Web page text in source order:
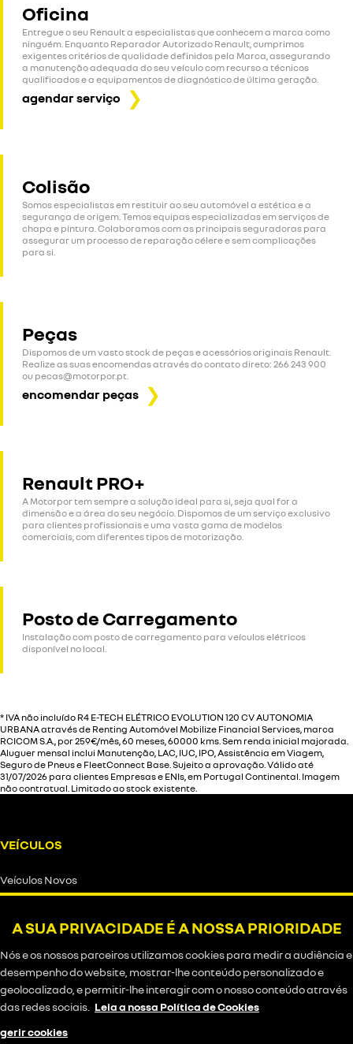
Oficina
Entregue o seu Renault a especialistas que conhecem a marca como
ninguém. Enquanto Reparador Autorizado Renault, cumprimos
exigentes critérios de qualidade definidos pela Marca, assegurando
a manutenção adequada do seu veículo com recurso a técnicos
qualificados e a equipamentos de diagnóstico de última geração.
agendar serviço
Colisão
Somos especialistas em restituir ao seu automóvel a estética e a
segurança de origem. Temos equipas especializadas em serviços de
chapa e pintura. Colaboramos com as principais seguradoras para
assegurar um processo de reparação célere e sem complicações
para si.
Peças
Dispomos de um vasto stock de peças e acessórios originais Renault.
Realize as suas encomendas através do contato direto: 266 243 900
ou pecas@motorpor.pt.
encomendar peças
Renault PRO+
A Motorpor tem sempre a solução ideal para si, seja qual for a
dimensão e a área do seu negócio. Dispomos de um serviço exclusivo
para clientes profissionais e uma vasta gama de modelos
comerciais, com diferentes tipos de motorização.
Posto de Carregamento
Instalação com posto de carregamento para veículos elétricos
disponível no local.
* IVA não incluído R4 E-TECH ELÉTRICO EVOLUTION 120 CV AUTONOMIA
URBANA através de Renting Automóvel Mobilize Financial Services, marca
RCICOM S.A., por 259€/mês, 60 meses, 60000 kms. Sem renda inicial majorada.
Aluguer mensal inclui Manutenção, LAC, IUC, IPO, Assistência em Viagem,
Seguro de Pneus e FleetConnect Base. Sujeito a aprovação. Válido até
31/07/2026 para clientes Empresas e ENIs, em Portugal Continental. Imagem
não contratual. Limitado ao stock existente.
A SUA PRIVACIDADE É A NOSSA PRIORIDADE
Nós e os nossos parceiros utilizamos cookies para medir a audiência e
desempenho do website, mostrar-lhe conteúdo personalizado e
geolocalizado, e permitir-lhe interagir com o nosso conteúdo através
das redes sociais. Leia a nossa Política de Cookies
gerir cookies
VEÍCULOS
Veículos Novos
SERVIÇOS
Agendar serviço
Encomendar peças